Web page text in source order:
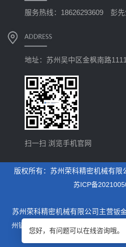
服务热线：18626293609 彭先
地址：苏州吴中区金枫南路
扫一扫 浏览手机官网
版权所有：苏州荣科精密机械有限
苏ICP备
苏州荣科精密机械有限公司主营钣
州钣金加工
，是一家专业从事设计
您好，有问题可以在线咨询哦。